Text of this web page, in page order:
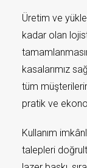
Üretim ve
kadar olan
kasalarımız
tüm
pratik ve
Kullanım
talepleri